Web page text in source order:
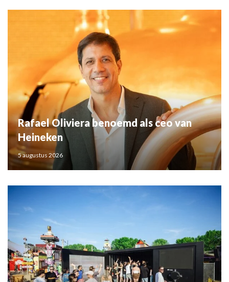
Rafael Oliviera benoemd als ceo van
Heineken
5 augustus 2026